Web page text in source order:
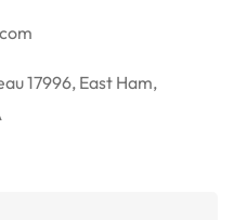
17996, East Ham,